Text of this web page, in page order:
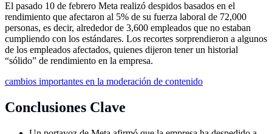
El pasado 10 de febrero Meta realizó despidos basados en el
rendimiento que afectaron al 5% de su fuerza laboral de 72,000
personas, es decir, alrededor de 3,600 empleados que no estaban
cumpliendo con los estándares. Los recortes sorprendieron a algunos
de los empleados afectados, quienes dijeron tener un historial
“sólido” de rendimiento en la empresa.
cambios importantes en la moderación de contenido
Conclusiones Clave